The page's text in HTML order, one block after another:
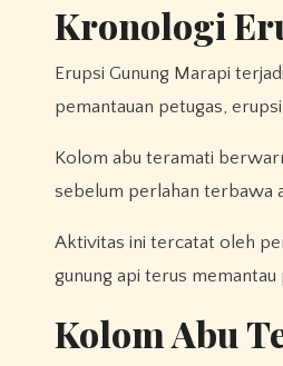
Kronologi
Erupsi Gunung Marapi
pemantauan petugas,
Kolom abu teramati
sebelum perlahan terbawa
Aktivitas ini tercatat oleh
gunung api terus
Kolom Abu